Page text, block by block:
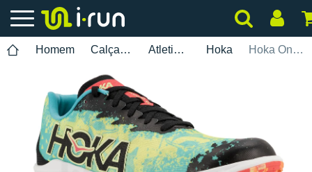
Homem Calçados Atletismo Hoka Hoka One One Crescendo XC